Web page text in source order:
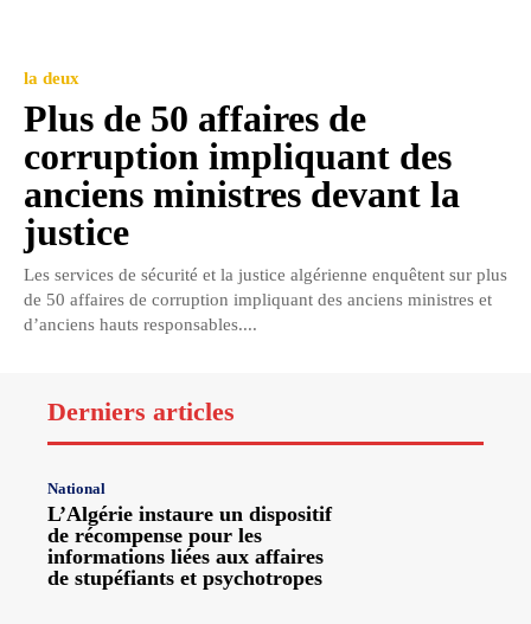
la deux
Plus de 50 affaires de
corruption impliquant des
anciens ministres devant la
justice
Les services de sécurité et la justice algérienne enquêtent sur plus
de 50 affaires de corruption impliquant des anciens ministres et
d’anciens hauts responsables....
Derniers articles
National
L’Algérie instaure un dispositif
de récompense pour les
informations liées aux affaires
de stupéfiants et psychotropes